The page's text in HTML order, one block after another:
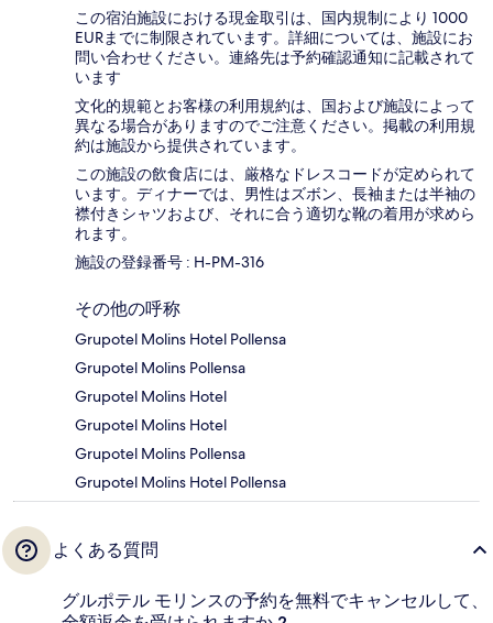
この宿泊施設における現金取引は、国内規制により 1000
EURまでに制限されています。詳細については、施設にお
問い合わせください。連絡先は予約確認通知に記載されて
います
文化的規範とお客様の利用規約は、国および施設によって
異なる場合がありますのでご注意ください。掲載の利用規
約は施設から提供されています。
この施設の飲食店には、厳格なドレスコードが定められて
います。ディナーでは、男性はズボン、長袖または半袖の
襟付きシャツおよび、それに合う適切な靴の着用が求めら
れます。
施設の登録番号 : H-PM-316
その他の呼称
Grupotel Molins Hotel Pollensa
Grupotel Molins Pollensa
Grupotel Molins Hotel
Grupotel Molins Hotel
Grupotel Molins Pollensa
Grupotel Molins Hotel Pollensa
よくある質問
グルポテル モリンスの予約を無料でキャンセルして、